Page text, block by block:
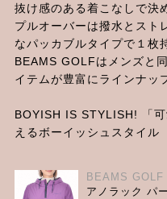
抜け感のある着こなしで決
プルオーバーは撥水とスト
なパッカブルタイプで１枚
BEAMS GOLFはメンズと
イテムが豊富にラインナッ
BOYISH IS STYLISH! 「
えるボーイッシュスタイル
BEAMS GOLF
アノラック パー